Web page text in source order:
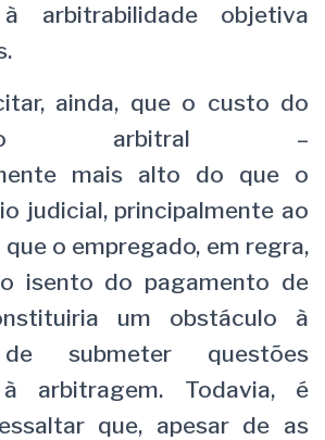
arbitrabilidade objetiva
ainda, que o custo do
arbitral –
mais alto do que o
judicial, principalmente ao
o empregado, em regra,
isento do pagamento de
um obstáculo à
submeter questões
arbitragem. Todavia, é
que, apesar de as